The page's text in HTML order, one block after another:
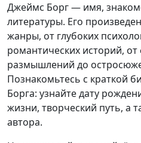
Джеймс Борг — имя,
литературы. Его
жанры, от глубоких
романтических историй,
размышлений до
Познакомьтесь с краткой
Борга: узнайте дату
жизни, творческий путь, а
автора.